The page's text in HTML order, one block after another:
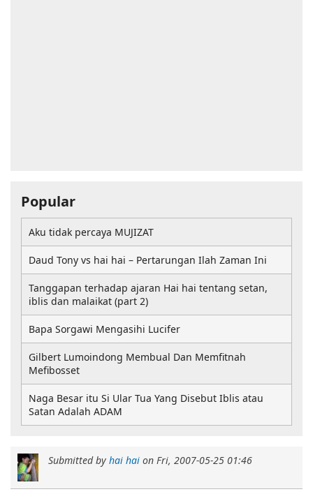
Submitted by hai hai on Fri, 2007-05-25 01:46
Popular
Aku tidak percaya MUJIZAT
Daud Tony vs hai hai – Pertarungan Ilah Zaman Ini
Tanggapan terhadap ajaran Hai hai tentang setan,
iblis dan malaikat (part 2)
Bapa Sorgawi Mengasihi Lucifer
Gilbert Lumoindong Membual Dan Memfitnah
Mefibosset
Naga Besar itu Si Ular Tua Yang Disebut Iblis atau
Satan Adalah ADAM